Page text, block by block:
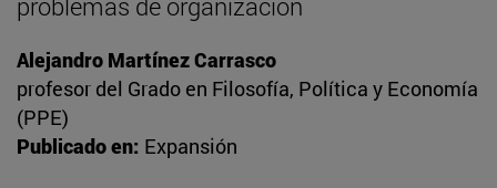
Alejandro Martínez Carrasco
profesor del Grado en Filosofía, Política y Economía
(PPE)
Publicado en: Expansión